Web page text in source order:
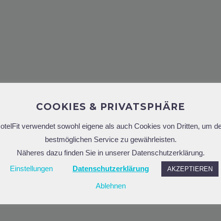
COOKIES & PRIVATSPHÄRE
verwendet sowohl eigene als auch Cookies von Dritten, um
bestmöglichen Service zu gewährleisten.
Näheres dazu finden Sie in unserer Datenschutzerklärung.
Einstellungen
Datenschutzerklärung AKZEPTIEREN
Ablehnen